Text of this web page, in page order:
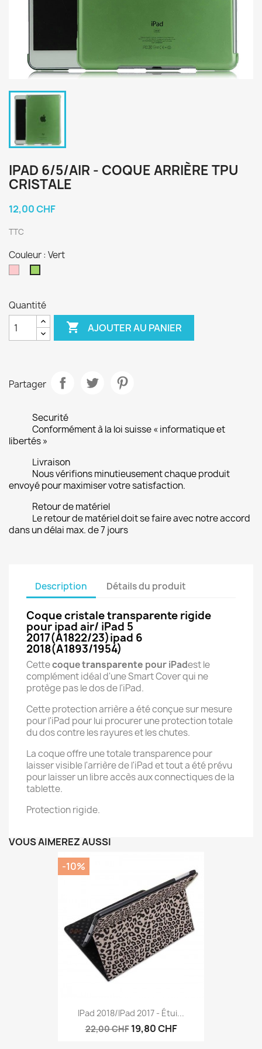
IPAD 6/5/AIR - COQUE ARRIÈRE TPU
CRISTALE
12,00 CHF
TTC
Couleur : Vert
Quantité
 AJOUTER AU PANIER
Partager
Securité
Conformément à la loi suisse « informatique et
libertés »
Livraison
Nous vérifions minutieusement chaque produit
envoyé pour maximiser votre satisfaction.
Retour de matériel
Le retour de matériel doit se faire avec notre accord
dans un délai max. de 7 jours
Description Détails du produit
Coque cristale transparente rigide
pour ipad air/ iPad 5
2017(A1822/23)ipad 6
2018(A1893/1954)
Cettecoquetransparente pour iPadest le
complément idéal d'une Smart Cover qui ne
protège pas le dos de l'iPad.
Cette protection arrière a été conçue sur mesure
pour l'iPad pour lui procurer une protection totale
du dos contre les rayures et les chutes.
La coque offre une totale transparence pour
laisser visible l'arrière de l'iPad et tout a été prévu
pour laisser un libre accès aux connectiques de la
tablette.
Protection rigide.
VOUS AIMEREZ AUSSI
IPad 2018/iPad 2017 - Étui...
22,00 CHF 19,80 CHF
-10%